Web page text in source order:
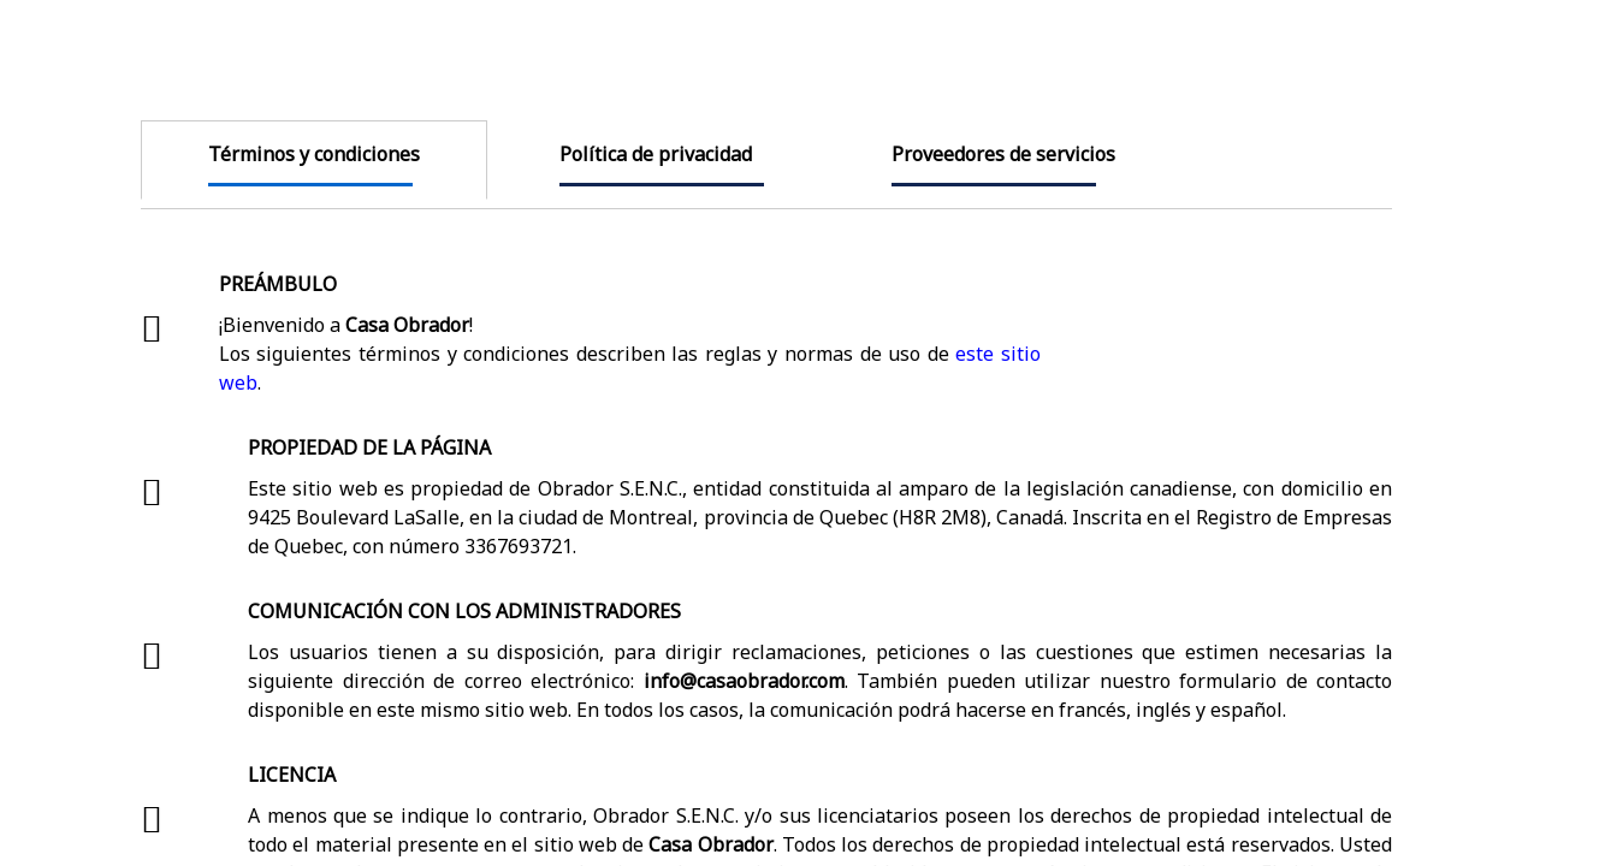
Términos y condiciones Política de privacidad Proveedores de servicios
PREÁMBULO
¡Bienvenido aCasa Obrador!
Los siguientes términos y condiciones describen las reglas y normas de uso deeste sitio
web.
PROPIEDAD DE LA PÁGINA
Este sitio web es propiedad de Obrador S.E.N.C., entidad constituida al amparo de la legislación canadiense, con domicilio en
9425 Boulevard LaSalle, en la ciudad de Montreal, provincia de Quebec (H8R 2M8), Canadá. Inscrita en el Registro de Empresas
de Quebec, con número 3367693721.
COMUNICACIÓN CON LOS ADMINISTRADORES
Los usuarios tienen a su disposición, para dirigir reclamaciones, peticiones o las cuestiones que estimen necesarias la
siguiente dirección de correo electrónico: info@casaobrador.com. También pueden utilizar nuestro formulario de contacto
disponible en este mismo sitio web. En todos los casos, la comunicación podrá hacerse en francés, inglés y español.
LICENCIA
A menos que se indique lo contrario, Obrador S.E.N.C. y/o sus licenciatarios poseen los derechos de propiedad intelectual de
todo el material presente en el sitio web deCasa Obrador. Todos los derechos de propiedad intelectual está reservados. Usted